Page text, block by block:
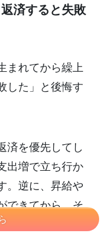
済すると失敗
まれてから繰上
した」と後悔す
済を優先してし
出増で立ち行か
。逆に、昇給や
できてから、そ
ば、生活水準を